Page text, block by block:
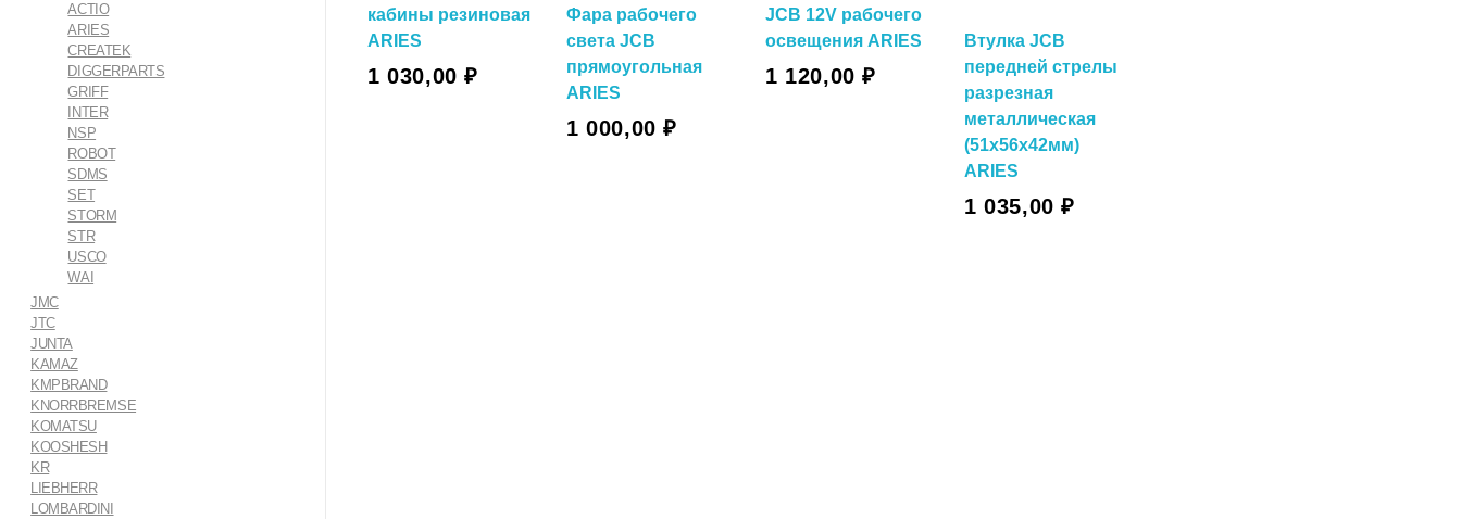
кабины резиновая
ARIES
1 030,00₽
Фара рабочего
света JCB
прямоугольная
ARIES
1 000,00₽
JCB 12V рабочего
освещения ARIES
1 120,00₽
В Корзину
Втулка JCB
передней стрелы
разрезная
металлическая
(51х56х42мм)
ARIES
1 035,00₽
ACTIO
ARIES
CREATEK
DIGGERPARTS
GRIFF
INTER
NSP
ROBOT
SDMS
SET
STORM
STR
USCO
WAI
JMC
JTC
JUNTA
KAMAZ
KMPBRAND
KNORRBREMSE
KOMATSU
KOOSHESH
KR
LIEBHERR
LOMBARDINI